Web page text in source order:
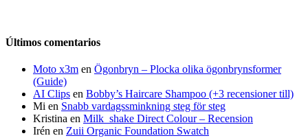
Últimos comentarios
Moto x3m en Ögonbryn – Plocka olika ögonbrynsformer
(Guide)
AI Clips en Bobby’s Haircare Shampoo (+3 recensioner till)
Mi en Snabb vardagssminkning steg för steg
Kristina en Milk_shake Direct Colour – Recension
Irén en Zuii Organic Foundation Swatch